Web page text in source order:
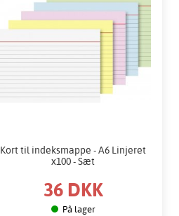
Kort til indeksmappe - A6 Linjeret
x100 - Sæt
36 DKK
På lager